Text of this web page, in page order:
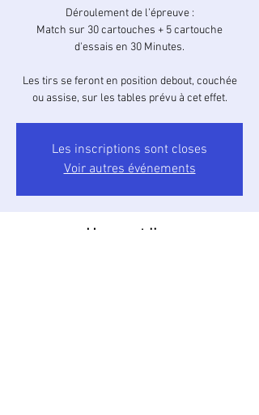
Déroulement de l’épreuve :
Match sur 30 cartouches + 5 cartouche
d'essais en 30 Minutes.
Les tirs se feront en position debout, couchée
ou assise, sur les tables prévu à cet effet.
Les inscriptions sont closes
Voir autres événements
Heure et lieu